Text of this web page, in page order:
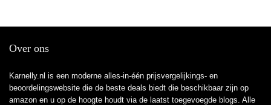
Over ons
Karnelly.nl is een moderne alles-in-één prijsvergelijkings- en
beoordelingswebsite die de beste deals biedt die beschikbaar zijn op
amazon en u op de hoogte houdt via de laatst toegevoegde blogs. Alle